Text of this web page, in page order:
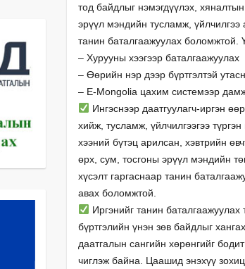
тод байдлыг нэмэгдүүлэх,
эрүүл мэндийн тусламж, үйлчилгээ
танин баталгаажуулах боломжтой.
– Хурууны хээгээр баталгаажуулах
– Өөрийн нэр дээр бүртгэлтэй
– E-Mongolia цахим системээр
Ингэснээр даатгуулагч-иргэн
хийж, тусламж, үйлчилгээгээ
хээний бүтэц арилсан, хэвтрийн
өрх, сум, тосгоны эрүүл мэндийн
хүсэлт гаргаснаар танин
авах боломжтой.
Иргэнийг танин
бүртгэлийн үнэн зөв байдлыг
даатгалын сангийн хөрөнгийг
чиглэж байна. Цаашид энэхүү